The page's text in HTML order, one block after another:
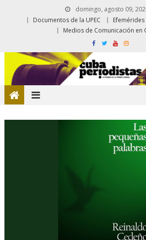
domingo, agosto 09,
Documentos de la UPEC
Medios de Comunicación en